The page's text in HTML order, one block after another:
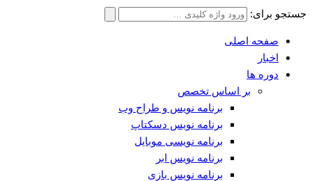
جستجو برای:
صفحه اصلی
اخبار
دوره ها
بر اساس تخصص
برنامه نویس و طراح وب
برنامه نویس دسکتاپ
برنامه نویسی موبایل
برنامه نویس ابر
برنامه نویس بازی